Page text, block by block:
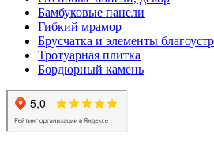
Бамбуковые панели
Гибкий мрамор
Брусчатка и элементы
Тротуарная плитка
Бордюрный камень